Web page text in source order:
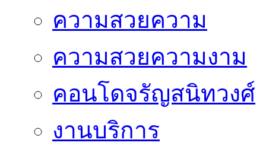
ความสวยความ
ความสวยความงาม
คอนโดจรัญสนิทวงศ์
งานบริการ